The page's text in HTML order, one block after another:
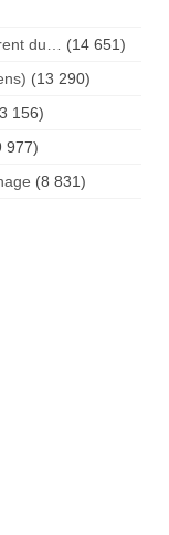
du… (14 651)
(13 290)
156)
977)
(8 831)